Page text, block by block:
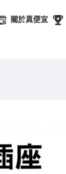
關於真便宜